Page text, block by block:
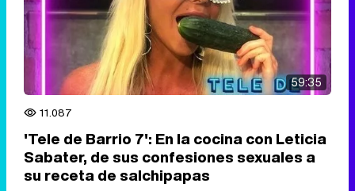
59:35
11.087
'Tele de Barrio 7': En la cocina con Leticia
Sabater, de sus confesiones sexuales a
su receta de salchipapas